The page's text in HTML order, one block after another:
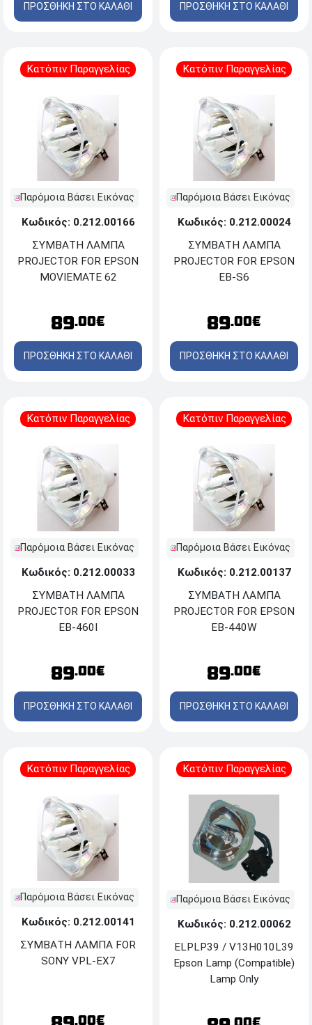
ΠΡΟΣΘΗΚΗ ΣΤΟ ΚΑΛΑΘΙ ΠΡΟΣΘΗΚΗ ΣΤΟ ΚΑΛΑΘΙ
Κατόπιν Παραγγελίας
Παρόμοια Βάσει Εικόνας
Κωδικός: 0.212.00166
ΣΥΜΒΑΤΗ ΛΑΜΠΑ
PROJECTOR FOR EPSON
MOVIEMATE 62
89.00€
ΠΡΟΣΘΗΚΗ ΣΤΟ ΚΑΛΑΘΙ
Κατόπιν Παραγγελίας
Παρόμοια Βάσει Εικόνας
Κωδικός: 0.212.00024
ΣΥΜΒΑΤΗ ΛΑΜΠΑ
PROJECTOR FOR EPSON
EB-S6
89.00€
ΠΡΟΣΘΗΚΗ ΣΤΟ ΚΑΛΑΘΙ
Κατόπιν Παραγγελίας
Παρόμοια Βάσει Εικόνας
Κωδικός: 0.212.00033
ΣΥΜΒΑΤΗ ΛΑΜΠΑ
PROJECTOR FOR EPSON
EB-460I
89.00€
ΠΡΟΣΘΗΚΗ ΣΤΟ ΚΑΛΑΘΙ
Κατόπιν Παραγγελίας
Παρόμοια Βάσει Εικόνας
Κωδικός: 0.212.00137
ΣΥΜΒΑΤΗ ΛΑΜΠΑ
PROJECTOR FOR EPSON
EB-440W
89.00€
ΠΡΟΣΘΗΚΗ ΣΤΟ ΚΑΛΑΘΙ
Κατόπιν Παραγγελίας
Παρόμοια Βάσει Εικόνας
Κωδικός: 0.212.00141
ΣΥΜΒΑΤΗ ΛΑΜΠΑ FOR
SONY VPL-EX7
.00€
Κατόπιν Παραγγελίας
Παρόμοια Βάσει Εικόνας
Κωδικός: 0.212.00062
ELPLP39 / V13H010L39
Epson Lamp (Compatible)
Lamp Only